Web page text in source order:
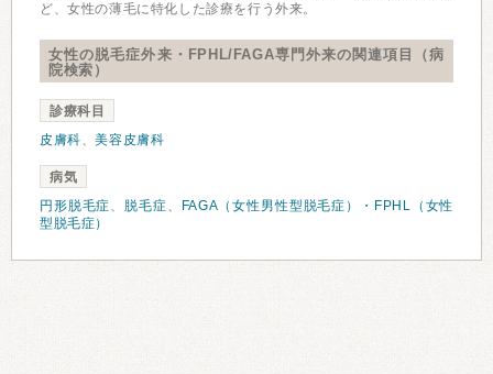
ど、女性の薄毛に特化した診療を行う外来。
女性の脱毛症外来・FPHL/FAGA専門外来の関連項目（病
院検索）
診療科目
皮膚科、美容皮膚科
病気
円形脱毛症、 脱毛症、
FAGA（女性男性型脱毛症）・FPHL（女性
型脱毛症）